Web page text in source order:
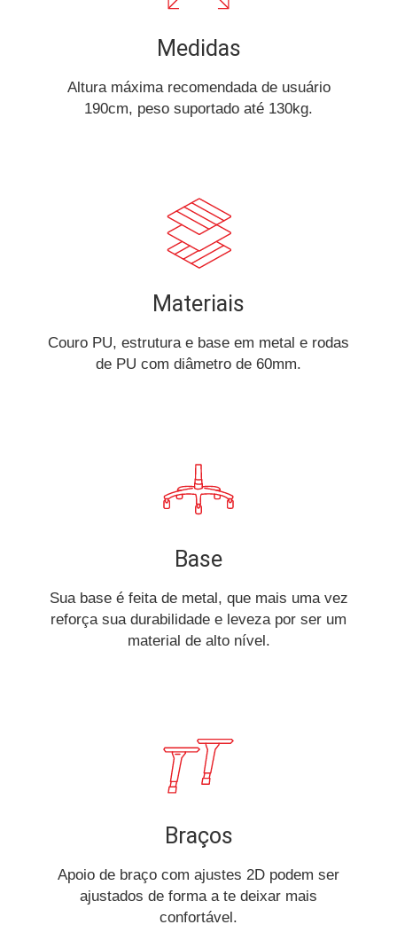
Medidas
Altura máxima recomendada de usuário
190cm, peso suportado até 130kg.
Materiais
Couro PU, estrutura e base em metal e rodas
de PU com diâmetro de 60mm.
Base
Sua base é feita de metal, que mais uma vez
reforça sua durabilidade e leveza por ser um
material de alto nível.
Braços
Apoio de braço com ajustes 2D podem ser
ajustados de forma a te deixar mais
confortável.